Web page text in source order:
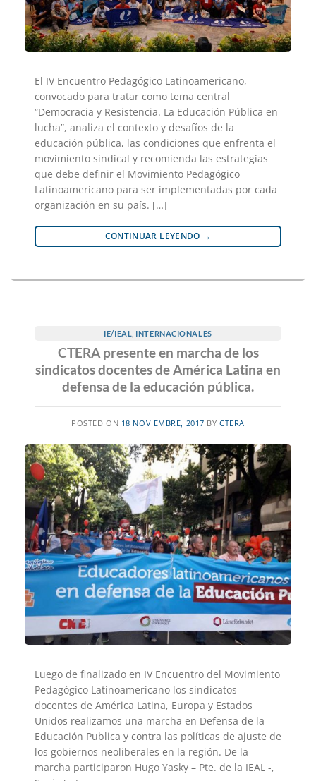
El IV Encuentro Pedagógico Latinoamericano,
convocado para tratar como tema central
“Democracia y Resistencia. La Educación Pública en
lucha”, analiza el contexto y desafíos de la
educación pública, las condiciones que enfrenta el
movimiento sindical y recomienda las estrategias
que debe definir el Movimiento Pedagógico
Latinoamericano para ser implementadas por cada
organización en su país. […]
CONTINUAR LEYENDO →
IE/IEAL INTERNACIONALES
CTERA presente en marcha de los
sindicatos docentes de América Latina en
defensa de la educación pública.
POSTED ON 18 NOVIEMBRE, 2017 BYCTERA
Luego de finalizado en IV Encuentro del Movimiento
Pedagógico Latinoamericano los sindicatos
docentes de América Latina, Europa y Estados
Unidos realizamos una marcha en Defensa de la
Educación Publica y contra las políticas de ajuste de
los gobiernos neoliberales en la región. De la
marcha participaron Hugo Yasky – Pte. de la IEAL -,